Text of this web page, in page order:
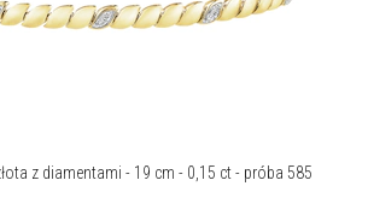
z diamentami - 19 cm - 0,15 ct - próba 585